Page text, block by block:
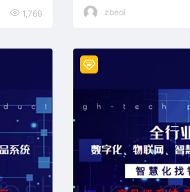
1,769 zbeol